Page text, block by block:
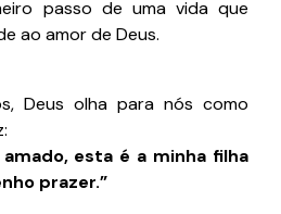
passo de uma vida que
ao amor de Deus.
Deus olha para nós como
esta é a minha filha
prazer.”